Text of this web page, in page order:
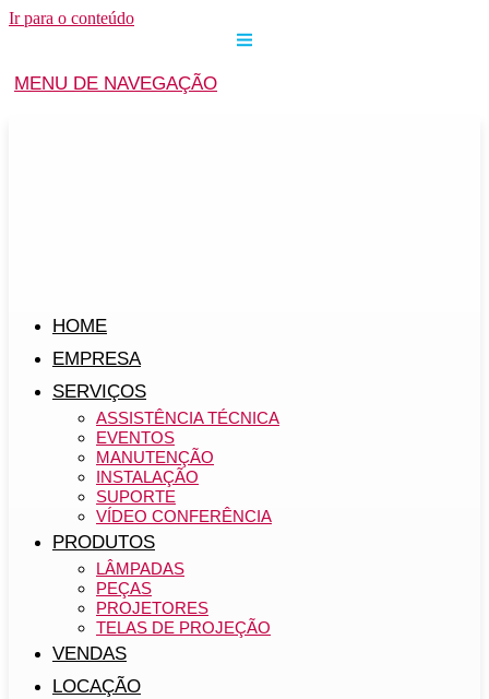
Ir para o conteúdo
MENU DE NAVEGAÇÃO
HOME
EMPRESA
SERVIÇOS
ASSISTÊNCIA TÉCNICA
EVENTOS
MANUTENÇÃO
INSTALAÇÃO
SUPORTE
VÍDEO CONFERÊNCIA
PRODUTOS
LÂMPADAS
PEÇAS
PROJETORES
TELAS DE PROJEÇÃO
VENDAS
LOCAÇÃO